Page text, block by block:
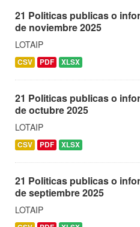
21 Politicas publicas o
de noviembre 2025
LOTAIP
CSV PDF XLSX
21 Politicas publicas o
de octubre 2025
LOTAIP
CSV PDF XLSX
21 Politicas publicas o
de septiembre 2025
LOTAIP